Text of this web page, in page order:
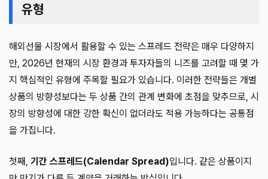
유형
해외선물 시장에서 활용할 수 있는 스프레드 전략은 매우 다양하지
만, 2026년 현재의 시장 환경과 투자자들의 니즈를 고려할 때 몇 가
지 핵심적인 유형에 주목할 필요가 있습니다. 이러한 전략들은 개별
상품의 방향성보다는 두 상품 간의 관계 변화에 초점을 맞추므로, 시
장의 방향성에 대한 강한 확신이 없더라도 적용 가능하다는 공통점
을 가집니다.
첫째, 기간 스프레드(Calendar Spread)입니다. 같은 상품이지